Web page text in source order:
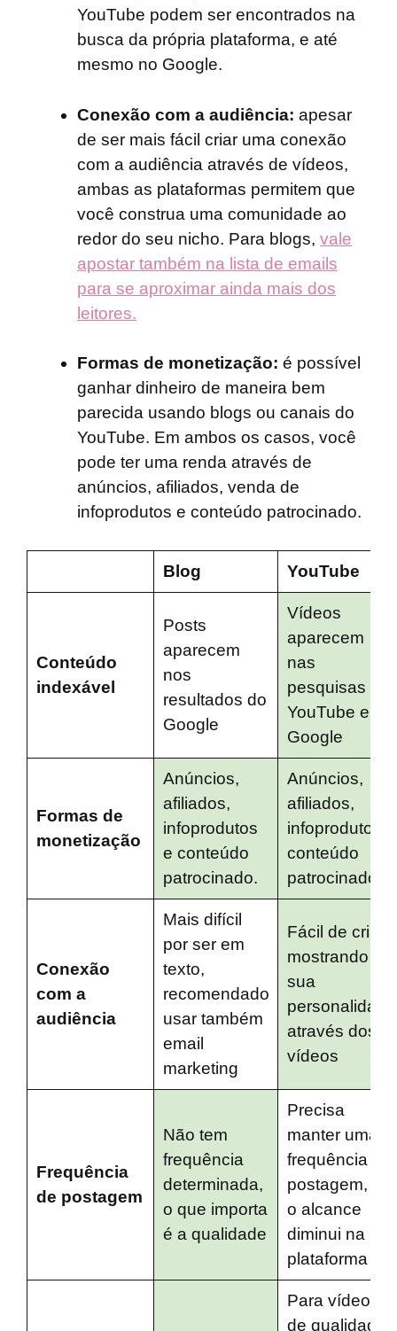
YouTube podem ser encontrados na
busca da própria plataforma, e até
mesmo no Google.
Conexão com a audiência: apesar
de ser mais fácil criar uma conexão
com a audiência através de vídeos,
ambas as plataformas permitem que
você construa uma comunidade ao
redor do seu nicho. Para blogs, vale
apostar também na lista de emails
para se aproximar ainda mais dos
leitores.
Formas de monetização: é possível
ganhar dinheiro de maneira bem
parecida usando blogs ou canais do
YouTube. Em ambos os casos, você
pode ter uma renda através de
anúncios, afiliados, venda de
infoprodutos e conteúdo patrocinado.
Blog YouTube
Conteúdo
indexável
Posts
aparecem
nos
resultados do
Google
Vídeos
aparecem
nas
pesquisas do
YouTube e do
Google
Formas de
monetização
Anúncios,
afiliados,
infoprodutos
e conteúdo
patrocinado.
Anúncios,
afiliados,
infoprodutos e
conteúdo
patrocinado.
Conexão
com a
audiência
Mais difícil
por ser em
texto,
recomendado
usar também
email
marketing
Fácil de criar
mostrando
sua
personalidade
através dos
vídeos
Frequência
de postagem
Não tem
frequência
determinada,
o que importa
é a qualidade
Precisa
manter uma
frequência de
postagem, ou
o alcance
diminui na
plataforma
Para vídeos
de qualidade,